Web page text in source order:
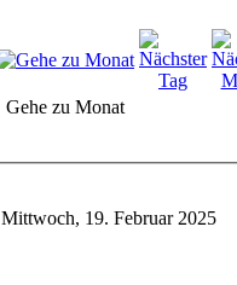
Gehe zu Monat
Mittwoch, 19. Februar 2025